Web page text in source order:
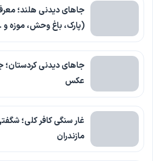
جاهای دیدنی هلند؛
(پارک، باغ وحش، موزه
جاهای دیدنی کردستان؛
عکس
غار سنگی کافر کلی؛
مازندران